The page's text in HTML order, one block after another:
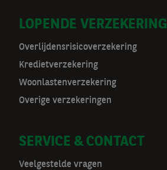
r
m
a
t
a
v
LOPENDE VERZEKERING
Overlijdensrisicoverzekering
Kredietverzekering
Woonlastenverzekering
Overige verzekeringen
SERVICE & CONTACT
Veelgestelde vragen